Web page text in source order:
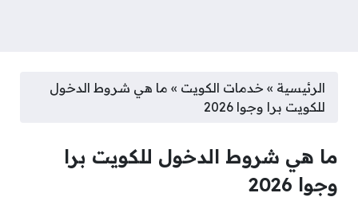
الرئيسية » خدمات الكويت » ما هي شروط الدخول
للكويت برا وجوا 2026
ما هي شروط الدخول للكويت برا
وجوا 2026